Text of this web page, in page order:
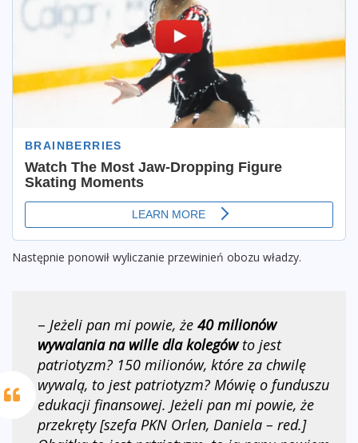
Następnie ponowił wyliczanie przewinień obozu władzy.
– Jeżeli pan mi powie, że 40 milionów
wywalania na wille dla kolegówto jest
patriotyzm? 150 milionów, które za chwilę
wywalą, to jest patriotyzm? Mówię o funduszu
edukacji finansowej. Jeżeli pan mi powie, że
przekręty [szefa PKN Orlen, Daniela – red.]